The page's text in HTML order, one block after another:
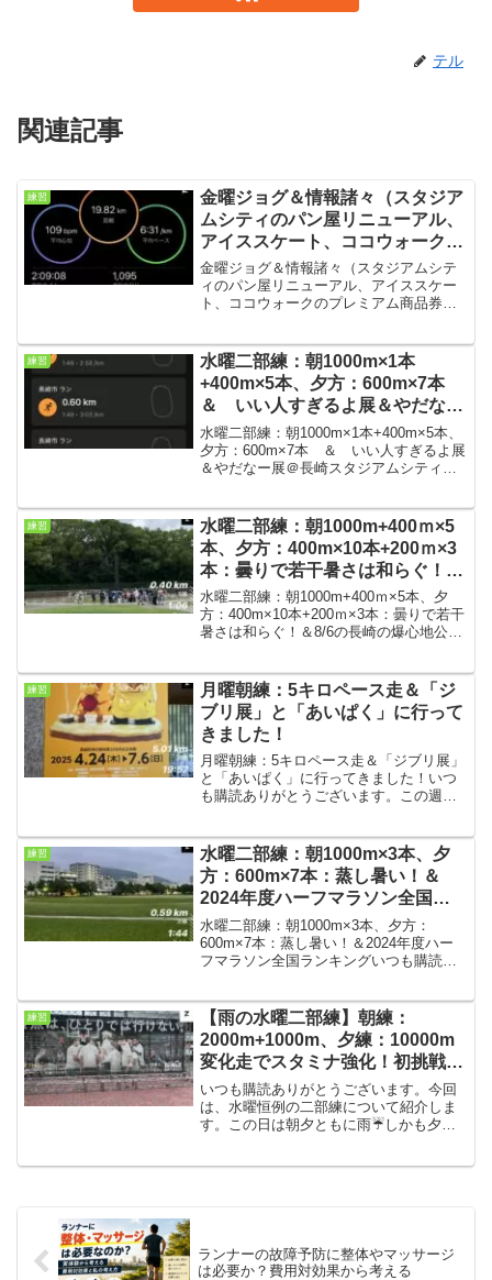
テル
関連記事
練習
金曜ジョグ＆情報諸々（スタジア
ムシティのパン屋リニューアル、
アイススケート、ココウォークの
プレミアム商品券）＆IT先端技術
応用講座
金曜ジョグ＆情報諸々（スタジアムシテ
ィのパン屋リニューアル、アイススケー
ト、ココウォークのプレミアム商品券）
報諸々です。ジョグシューズ：NIKE イ
ンヴィンシブル3↓...
練習
水曜二部練：朝1000m×1本
+400m×5本、夕方：600m×7本
＆ いい人すぎるよ展＆やだなー
展＠長崎スタジアムシティ
水曜二部練：朝1000m×1本+400m×5本、
夕方：600m×7本 ＆ いい人すぎるよ展
＆やだなー展＠長崎スタジアムシティい
ムシティでいい人すぎるよ展＆やだなー
展が開...
練習
水曜二部練：朝1000m+400ｍ×5
本、夕方：400m×10本+200ｍ×3
本：曇りで若干暑さは和らぐ！＆
8/6の広島原爆の日の長崎の爆心
地公園
水曜二部練：朝1000m+400ｍ×5本、夕
方：400m×10本+200ｍ×3本：曇りで若干
暑さは和らぐ！＆8/6の長崎の爆心地公園
40℃超えが多数でかなりの暑さのよう...
練習
月曜朝練：5キロペース走＆「ジ
ブリ展」と「あいぱく」に行って
きました！
月曜朝練：5キロペース走＆「ジブリ展」
と「あいぱく」に行ってきました！いつ
も購読ありがとうございます。この週も
朝練条件・気温19℃、曇り まだゴール
後は汗ばむぐらい。・...
練習
水曜二部練：朝1000m×3本、夕
方：600m×7本：蒸し暑い！＆
2024年度ハーフマラソン全国ラ
ンキング
水曜二部練：朝1000m×3本、夕方：
600m×7本：蒸し暑い！＆2024年度ハー
フマラソン全国ランキングいつも購読あ
候が戻ってきました。練習の時間帯は雨
は降らなかった...
練習
【雨の水曜二部練】朝練：
2000m+1000m、夕練：10000m
変化走でスタミナ強化！初挑戦し
た結果
いつも購読ありがとうございます。今回
は、水曜恒例の二部練について紹介しま
す。この日は朝夕ともに雨☔しかも夕方
ランナーの故障予防に整体やマッサージ
は必要か？費用対効果から考える